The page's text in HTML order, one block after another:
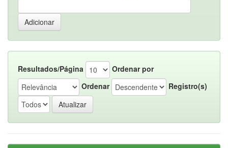
Resultados/Página
Ordenar por
Ordenar
Registro(s)